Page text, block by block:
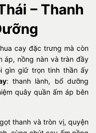
– Thanh
cay đặc trưng mà còn
áp, nồng nàn và tràn đầy
gìn giữ trọn tinh thần ấy
: thanh lành, bổ dưỡng
quây quần ấm áp bên
thanh và tròn vị, quyện